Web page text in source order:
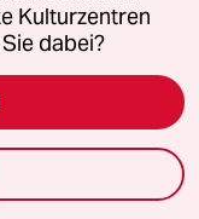
sein, besser zu
Beugehaft
Kulturzentren
dabei?